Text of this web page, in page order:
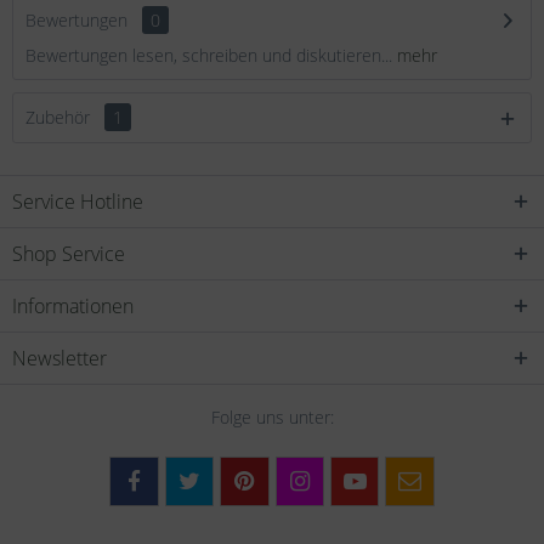
Bewertungen
0
Bewertungen lesen, schreiben und diskutieren... mehr
Zubehör 1
Service Hotline
Shop Service
Informationen
Newsletter
Folge uns unter: